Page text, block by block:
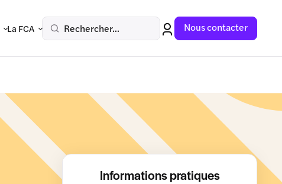
La FCA Rechercher... Nous contacter
Informations pratiques